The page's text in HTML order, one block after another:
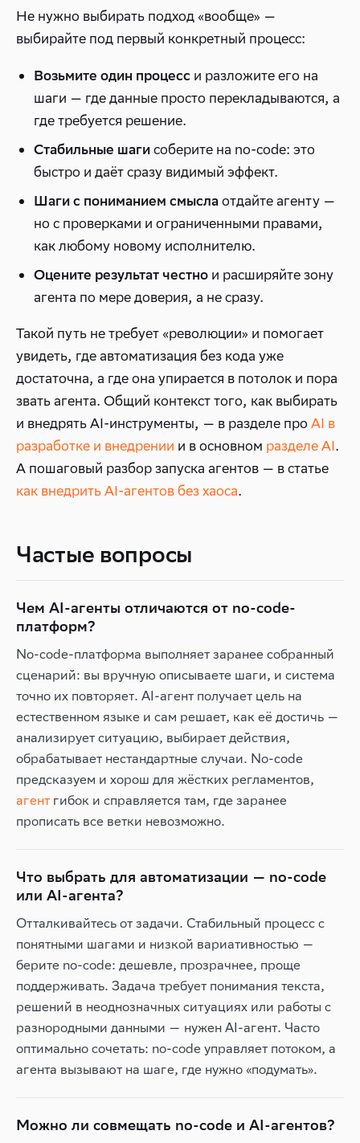
Не нужно выбирать подход «вообще» —
выбирайте под первый конкретный процесс:
Возьмите один процесс и разложите его на
шаги — где данные просто перекладываются, а
где требуется решение.
Стабильные шаги соберите на no-code: это
быстро и даёт сразу видимый эффект.
Шаги с пониманием смысла отдайте агенту —
но с проверками и ограниченными правами,
как любому новому исполнителю.
Оцените результат честно и расширяйте зону
агента по мере доверия, а не сразу.
Такой путь не требует «революции» и помогает
увидеть, где автоматизация без кода уже
достаточна, а где она упирается в потолок и пора
звать агента. Общий контекст того, как выбирать
и внедрять AI-инструменты, — в разделе про AI в
разработке и внедрении и в основном разделе AI.
А пошаговый разбор запуска агентов — в статье
как внедрить AI-агентов без хаоса.
Частые вопросы
Чем AI-агенты отличаются от no-code-
платформ?
No-code-платформа выполняет заранее собранный
сценарий: вы вручную описываете шаги, и система
точно их повторяет. AI-агент получает цель на
естественном языке и сам решает, как её достичь —
анализирует ситуацию, выбирает действия,
обрабатывает нестандартные случаи. No-code
предсказуем и хорош для жёстких регламентов,
агент гибок и справляется там, где заранее
прописать все ветки невозможно.
Что выбрать для автоматизации — no-code
или AI-агента?
Отталкивайтесь от задачи. Стабильный процесс с
понятными шагами и низкой вариативностью —
берите no-code: дешевле, прозрачнее, проще
поддерживать. Задача требует понимания текста,
решений в неоднозначных ситуациях или работы с
разнородными данными — нужен AI-агент. Часто
оптимально сочетать: no-code управляет потоком, а
агента вызывают на шаге, где нужно «подумать».
Можно ли совмещать no-code и AI-агентов?